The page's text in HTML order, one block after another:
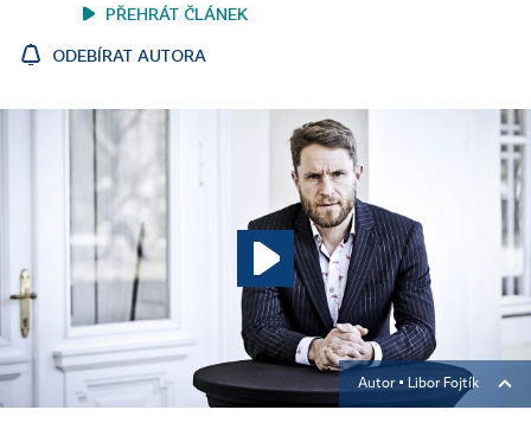
PŘEHRÁT ČLÁNEK
ODEBÍRAT AUTORA
Autor ▪ Libor Fojtík